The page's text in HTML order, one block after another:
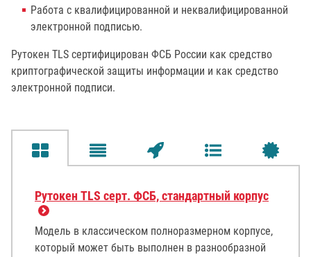
Работа с квалифицированной и неквалифицированной
электронной подписью.
Рутокен ТLS сертифицирован ФСБ России как средство
криптографической защиты информации и как средство
электронной подписи.
Рутокен TLS серт. ФСБ, стандартный корпус
Модель в классическом полноразмерном корпусе,
который может быть выполнен в разнообразной